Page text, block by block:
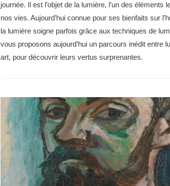
journée. Il est l’objet de la lumière, l’un des éléments
nos vies. Aujourd’hui connue pour ses bienfaits sur
la lumière soigne parfois grâce aux techniques de
vous proposons aujourd’hui un parcours inédit entre
art, pour découvrir leurs vertus surprenantes.